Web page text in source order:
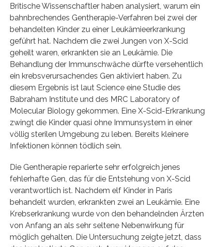
Britische Wissenschaftler haben analysiert, warum ein
bahnbrechendes Gentherapie-Verfahren bei zwei der
behandelten Kinder zu einer Leukämieerkrankung
geführt hat. Nachdem die zwei Jungen von X-Scid
geheilt waren, erkrankten sie an Leukämie. Die
Behandlung der Immunschwäche dürfte versehentlich
ein krebsverursachendes Gen aktiviert haben. Zu
diesem Ergebnis ist laut Science eine Studie des
Babraham Institute und des MRC Laboratory of
Molecular Biology gekommen. Eine X-Scid-Erkrankung
zwingt die Kinder quasi ohne Immunsystem in einer
völlig sterilen Umgebung zu leben. Bereits kleinere
Infektionen können tödlich sein.
Die Gentherapie reparierte sehr erfolgreich jenes
fehlerhafte Gen, das für die Entstehung von X-Scid
verantwortlich ist. Nachdem elf Kinder in Paris
behandelt wurden, erkrankten zwei an Leukämie. Eine
Krebserkrankung wurde von den behandelnden Ärzten
von Anfang an als sehr seltene Nebenwirkung für
möglich gehalten. Die Untersuchung zeigte jetzt, dass